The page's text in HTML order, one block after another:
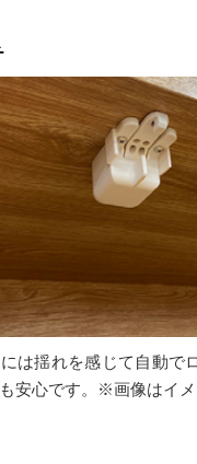
は揺れを感じて自動で
安心です。※画像はイメ